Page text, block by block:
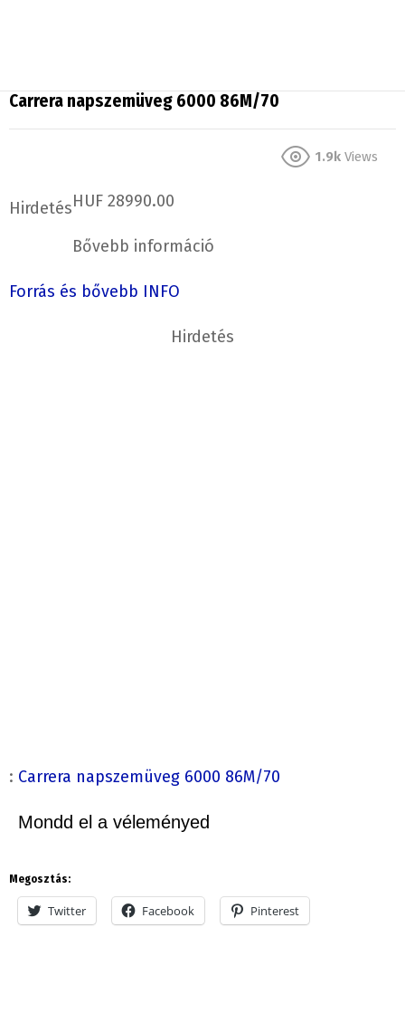
Carrera napszemüveg 6000 86M/70
1.9k Views
HirdetésHUF 28990.00
Bővebb információ
Forrás és bővebb INFO
Hirdetés
: Carrera napszemüveg 6000 86M/70
Mondd el a véleményed
Megosztás:
Twitter Facebook Pinterest